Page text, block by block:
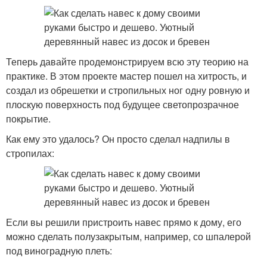
Теперь давайте продемонстрируем всю эту теорию на
практике. В этом проекте мастер пошел на хитрость, и
создал из обрешетки и стропильных ног одну ровную и
плоскую поверхность под будущее светопрозрачное
покрытие.
Как ему это удалось? Он просто сделал надпилы в
стропилах:
Если вы решили пристроить навес прямо к дому, его
можно сделать полузакрытым, например, со шпалерой
под виноградную плеть: